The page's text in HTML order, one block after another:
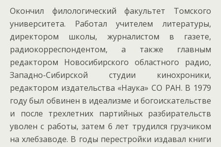
Окончил филологический факультет Томского
университета. Работал учителем литературы,
директором школы, журналистом в газете,
радиокорреспондентом, а также главным
редактором Новосибирского областного радио,
Западно-Сибирской студии кинохроники,
редактором издательства «Наука» СО РАН. В 1979
году был обвинен в идеализме и богоискательстве
и после трехлетних партийных разбирательств
уволен с работы, затем 6 лет трудился грузчиком
на хлебзаводе. В годы перестройки издавал книги